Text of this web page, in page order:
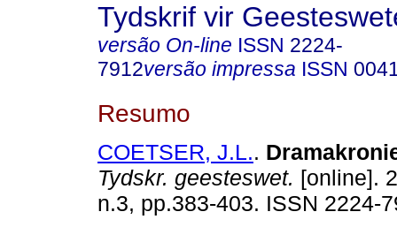
Tydskrif vir
versão On-line ISSN 2224-
7912versão impressa ISSN
Resumo
COETSER, J.L..
Tydskr. geesteswet. [online].
n.3, pp.383-403. ISSN 2224-